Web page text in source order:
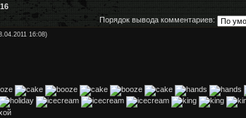
16
Порядок вывода комментариев:
16:08)